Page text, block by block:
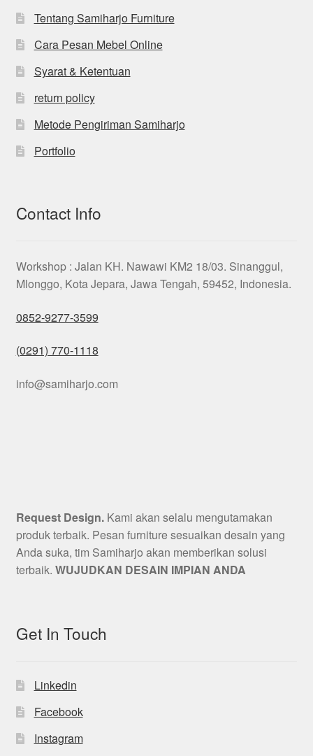
Tentang Samiharjo Furniture
Cara Pesan Mebel Online
Syarat & Ketentuan
return policy
Metode Pengiriman Samiharjo
Portfolio
Contact Info
Workshop : Jalan KH. Nawawi KM2 18/03. Sinanggul,
Mlonggo, Kota Jepara, Jawa Tengah, 59452, Indonesia.
0852-9277-3599
(0291) 770-1118
info@samiharjo.com
Request Design.Kami akan selalu mengutamakan
produk terbaik. Pesan furniture sesuaikan desain yang
Anda suka, tim Samiharjo akan memberikan solusi
terbaik. WUJUDKAN DESAIN IMPIAN ANDA
Get In Touch
Linkedin
Facebook
Instagram